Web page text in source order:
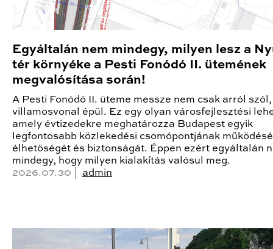
Egyáltalán nem mindegy, milyen lesz a
tér környéke a Pesti Fonódó II. ütemének
megvalósítása során!
A Pesti Fonódó II. üteme messze nem csak arról
villamosvonal épül. Ez egy olyan városfejlesztési
amely évtizedekre meghatározza Budapest egyik
legfontosabb közlekedési csomópontjának
élhetőségét és biztonságát. Éppen ezért egyáltalán
mindegy, hogy milyen kialakítás valósul meg.
2026.07.30 | admin